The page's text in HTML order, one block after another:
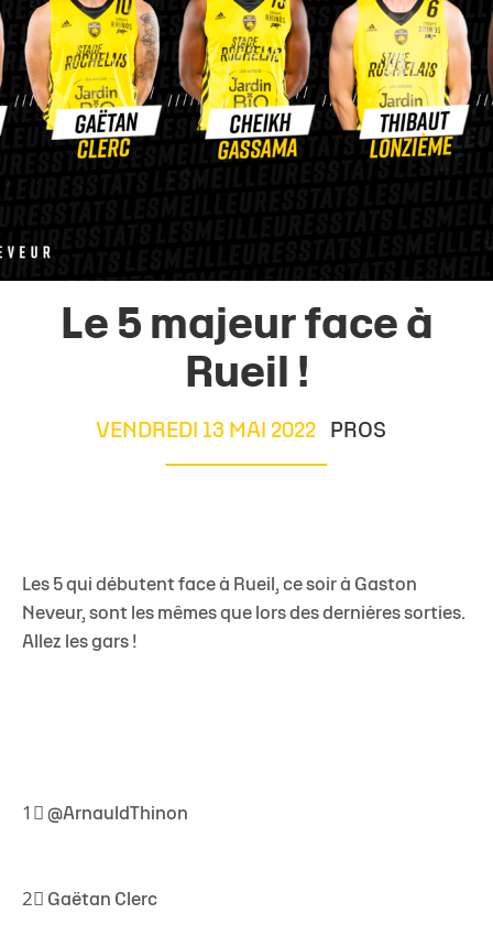
Le 5 majeur face à
Rueil !
VENDREDI 13 MAI 2022 PROS
Les 5 qui débutent face à Rueil, ce soir à Gaston
Neveur, sont les mêmes que lors des dernières sorties.
Allez les gars !
1⃣ @ArnauldThinon
2⃣ Gaëtan Clerc